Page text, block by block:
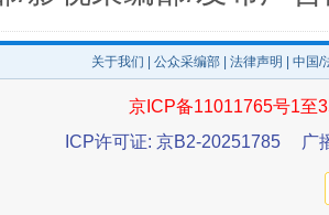
关于我们 公众采编部 法律声明 | 中国
京ICP备11011765号1至
ICP许可证: 京B2-20251785
广